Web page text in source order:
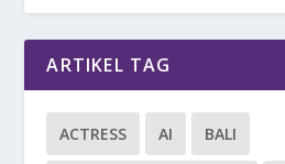
ARTIKEL TAG
ACTRESS AI BALI